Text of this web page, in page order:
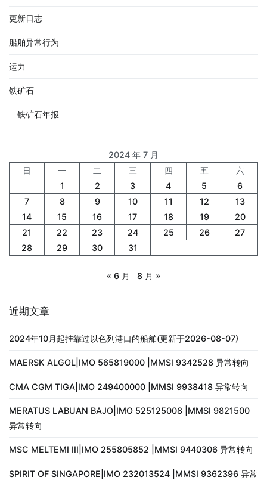
更新日志
船舶异常行为
运力
铁矿石
铁矿石年报
2024 年 7 月
日
一 二 三 四 五
六
1
2 3 4 5
6
7
8 9 10 11 12
13
14
15 16 17 18 19
20
21
22 23 24 25 26
27
28
29 30 31
« 6 月 8 月 »
近期文章
2024年10月起挂靠过以色列港口的船舶(更新于2026-08-07)
MAERSK ALGOL|IMO 565819000 |MMSI 9342528 异常转向
CMA CGM TIGA|IMO 249400000 |MMSI 9938418 异常转向
MERATUS LABUAN BAJO|IMO 525125008 |MMSI 9821500
异常转向
MSC MELTEMI III|IMO 255805852 |MMSI 9440306 异常转向
SPIRIT OF SINGAPORE|IMO 232013524 |MMSI 9362396 异常